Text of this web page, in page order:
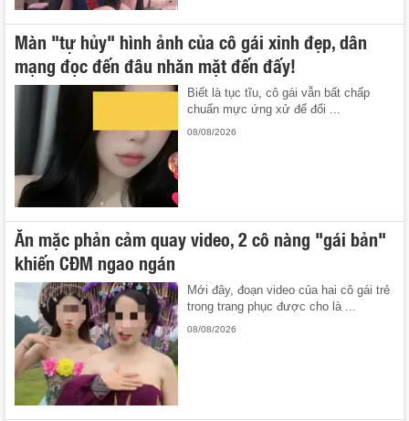
Màn "tự hủy" hình ảnh của cô gái xinh đẹp, dân
mạng đọc đến đâu nhăn mặt đến đấy!
Biết là tục tĩu, cô gái vẫn bất chấp
chuẩn mực ứng xử để đổi ...
08/08/2026
Ăn mặc phản cảm quay video, 2 cô nàng "gái bản"
khiến CĐM ngao ngán
Mới đây, đoạn video của hai cô gái trẻ
trong trang phục được cho là ...
08/08/2026